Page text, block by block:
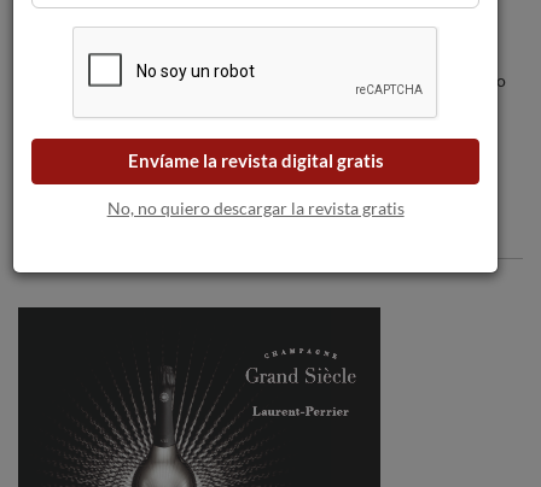
Qalidès’ supera las expectativas con lleno
Envíame la revista digital gratis
No, no quiero descargar la revista gratis